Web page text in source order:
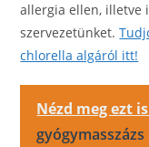
allergia ellen, illetve
szervezetünket.
chlorella algáról itt!
Nézd meg ezt
gyógymasszázs